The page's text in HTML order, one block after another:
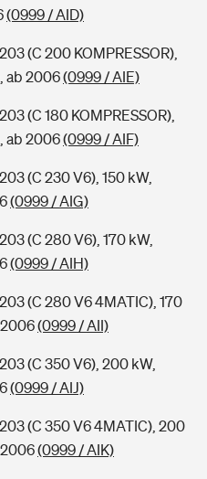
(0999 / AID)
(C 200 KOMPRESSOR),
ab 2006(0999 / AIE)
(C 180 KOMPRESSOR),
ab 2006(0999 / AIF)
(C 230 V6), 150 kW,
(0999 / AIG)
(C 280 V6), 170 kW,
(0999 / AIH)
(C 280 V6 4MATIC), 170
(0999 / AII)
(C 350 V6), 200 kW,
(0999 / AIJ)
(C 350 V6 4MATIC), 200
(0999 / AIK)